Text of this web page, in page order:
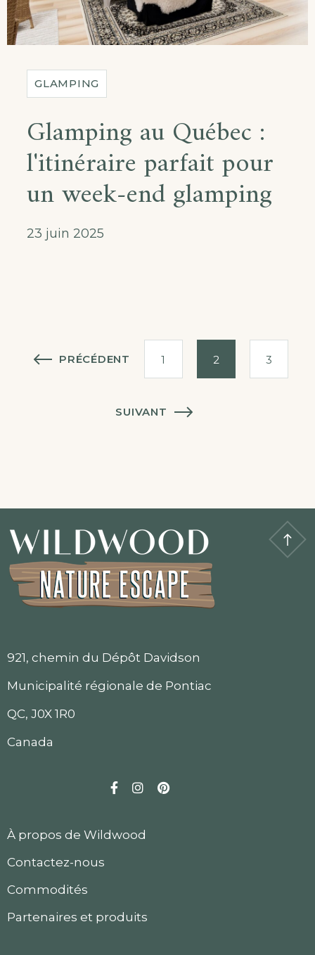
GLAMPING
Glamping au Québec :
l'itinéraire parfait pour
un week-end glamping
23 juin 2025
Pagination
PRÉCÉDENT 1 2 3
SUIVANT
921, chemin du Dépôt Davidson
Municipalité régionale de Pontiac
QC, J0X 1R0
Canada
FacebookInstagram
Pinterest
À propos de Wildwood
Contactez-nous
Commodités
Partenaires et produits